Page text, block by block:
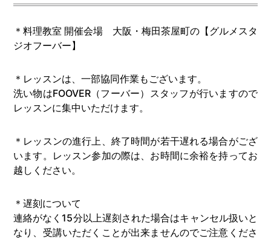
＊料理教室 開催会場 大阪・梅田茶屋町の【グルメスタ
ジオフーバー】
＊レッスンは、一部協同作業もございます。
洗い物はFOOVER（フーバー）スタッフが行いますので
レッスンに集中いただけます。
＊レッスンの進行上、終了時間が若干遅れる場合がござ
います。レッスン参加の際は、お時間に余裕を持ってお
越しください。
＊遅刻について
連絡がなく15分以上遅刻された場合はキャンセル扱いと
なり、受講いただくことが出来ませんのでご注意くださ